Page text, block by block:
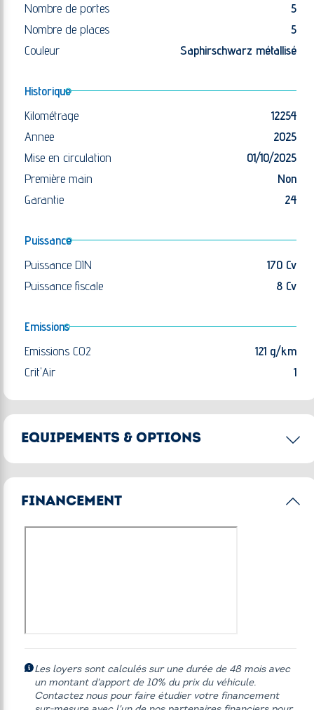
Nombre de portes
5
Nombre de places
5
Couleur
Saphirschwarz métallisé
Historique
Kilométrage
12254
Annee
2025
Mise en circulation
01/10/2025
Première main
Non
Garantie
24
Puissance
Puissance DIN
170 Cv
Puissance fiscale
8 Cv
Emissions
Emissions CO2
121 g/km
Crit'Air
1
EQUIPEMENTS & OPTIONS
Accès Confort
Alarme antivol
Rétroviseur intérieur anti-éblouissement
Shadow Line M brillant
Sièges avant chauffants
FINANCEMENT
Les loyers sont calculés sur une durée de 48 mois avec
un montant d'apport de 10% du prix du véhicule.
Contactez nous pour faire étudier votre financement